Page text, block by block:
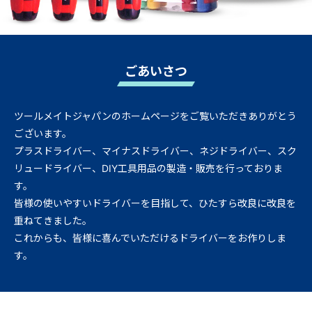
ごあいさつ
ツールメイトジャパンのホームページをご覧いただきありがとう
ございます。
プラスドライバー、マイナスドライバー、ネジドライバー、スク
リュードライバー、DIY工具用品の製造・販売を行っておりま
す。
皆様の使いやすいドライバーを目指して、ひたすら改良に改良を
重ねてきました。
これからも、皆様に喜んでいただけるドライバーをお作りしま
す。